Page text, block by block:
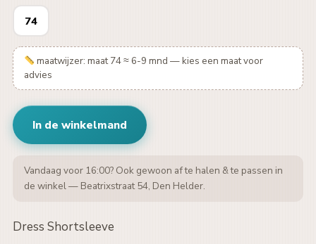
74
maatwijzer: maat 74 ≈ 6-9 mnd — kies een maat voor
advies
In de winkelmand
Vandaag voor 16:00? Ook gewoon af te halen & te passen in
de winkel — Beatrixstraat 54, Den Helder.
Dress Shortsleeve